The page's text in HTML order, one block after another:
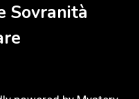
Sovranità